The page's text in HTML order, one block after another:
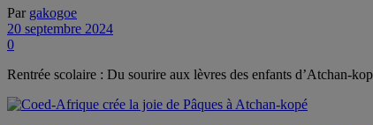
Par gakogoe
20 septembre 2024
0
Rentrée scolaire : Du sourire aux lèvres des enfants d’Atchan-